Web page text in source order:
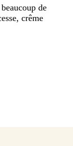
de
crême